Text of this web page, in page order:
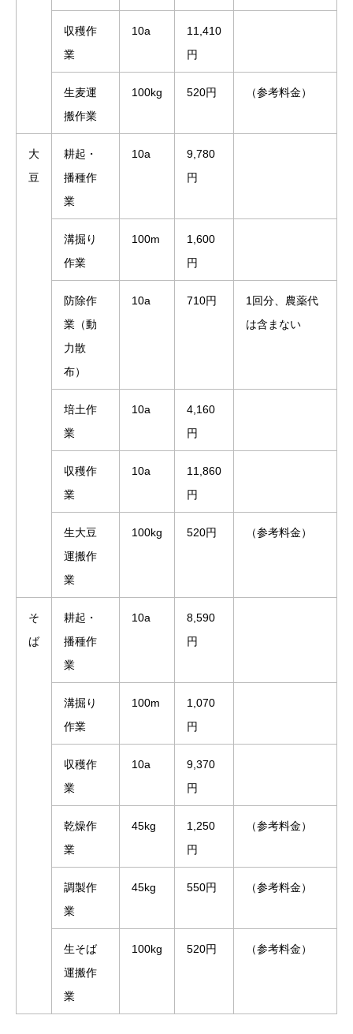
収穫作
業
10a
11,410
円
生麦運
搬作業
100kg 520円 （参考料金）
大
豆
耕起・
播種作
業
10a
9,780
円
溝掘り
作業
100m
1,600
円
防除作
業（動
力散
布）
10a 710円
1回分、農薬代
は含まない
培土作
業
10a
4,160
円
収穫作
業
10a
11,860
円
生大豆
運搬作
業
100kg 520円 （参考料金）
そ
ば
耕起・
播種作
業
10a
8,590
円
溝掘り
作業
100m
1,070
円
収穫作
業
10a
9,370
円
乾燥作
業
45kg
1,250
円
（参考料金）
調製作
業
45kg 550円 （参考料金）
生そば
運搬作
業
100kg 520円 （参考料金）